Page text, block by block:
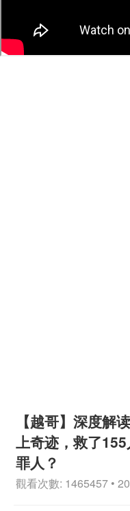
【越哥】深度解
上奇迹，救了
罪人？
觀看次數: 1465457 •